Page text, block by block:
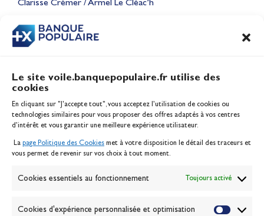
Le site voile.banquepopulaire.fr utilise des
cookies
En cliquant sur "J'accepte tout", vous acceptez l’utilisation de cookies ou
technologies similaires pour vous proposer des offres adaptés à vos centres
d’intérêt et vous garantir une meilleure expérience utilisateur.
La page Politique des Cookies met à votre disposition le détail des traceurs et
vous permet de revenir sur vos choix à tout moment.
Cookies essentiels au fonctionnement Toujours activé
Cookies d'expérience personnalisée et optimisation
CONTENU
Inscription serveur média
Contact
Politique des cookies
Banque de la voile
Passion Voile TV